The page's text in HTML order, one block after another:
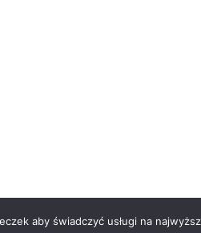
aby świadczyć usługi na